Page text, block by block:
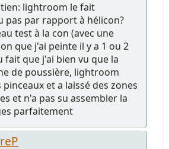
lightroom le fait
pas par rapport à hélicon?
test à la con (avec une
que j'ai peinte il y a 1 ou 2
fait que j'ai bien vu que la
de poussière, lightroom
et a laissé des zones
et n'a pas su assembler la
parfaitement